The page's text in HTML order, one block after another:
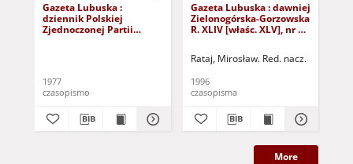
Gazeta Lubuska :
dziennik Polskiej
Zjednoczonej Partii
1977
czasopismo
Gazeta Lubuska : dawniej
Zielonogórska-Gorzowska
R. XLIV [właśc. XLV], nr 52
Rataj, Mirosław. Red. nacz.
1996
czasopisma
More